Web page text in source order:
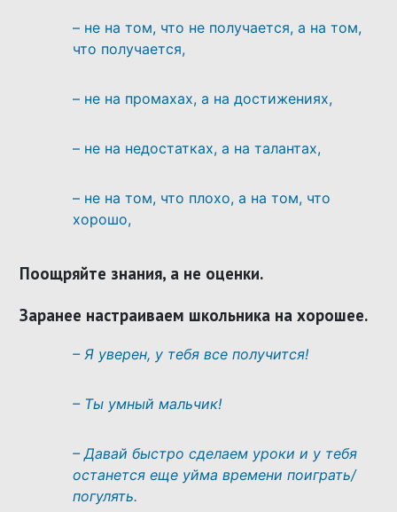
– не на том, что не получается, а на том,
что получается,
– не на промахах, а на достижениях,
– не на недостатках, а на талантах,
– не на том, что плохо, а на том, что
хорошо,
Поощряйте знания, а не оценки.
Заранее настраиваем школьника на хорошее.
– Я уверен, у тебя все получится!
– Ты умный мальчик!
– Давай быстро сделаем уроки и у тебя
останется еще уйма времени поиграть/
погулять.